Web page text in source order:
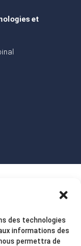
des technologies
informations des
permettra de
et